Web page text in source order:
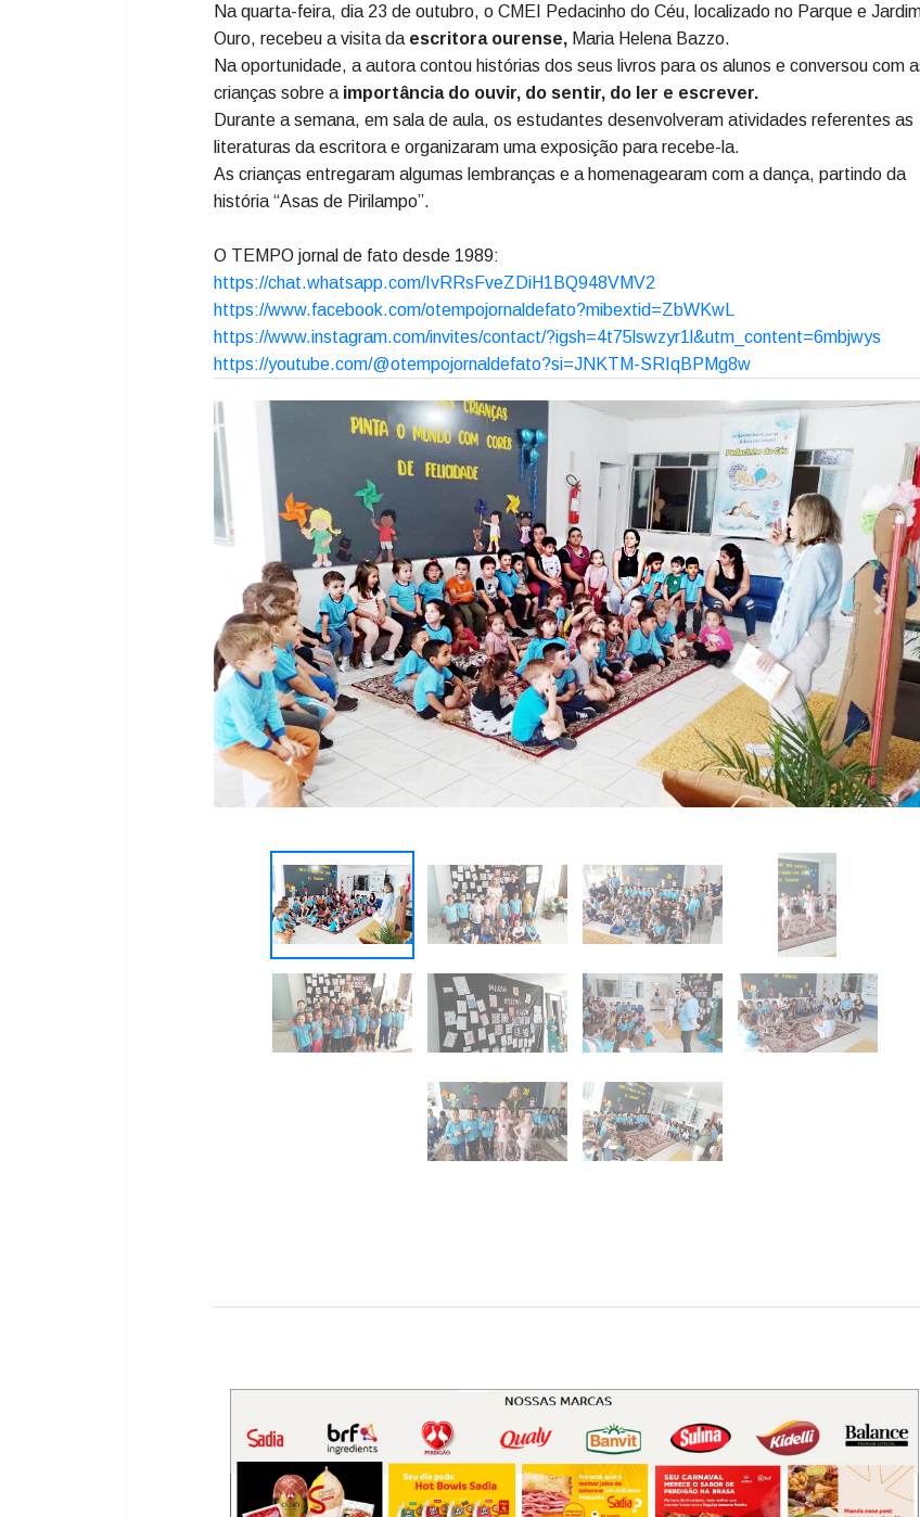
Na quarta-feira, dia 23 de outubro, o CMEI Pedacinho do Céu, localizado no Parque e Jardim
Ouro, recebeu a visita daescritora ourense, Maria Helena Bazzo.
Na oportunidade, a autora contou histórias dos seus livros para os alunos e conversou com as
crianças sobre aimportância do ouvir, do sentir, do ler e escrever.
Durante a semana, em sala de aula, os estudantes desenvolveram atividades referentes as
literaturas da escritora e organizaram uma exposição para recebe-la.
As crianças entregaram algumas lembranças e a homenagearam com a dança, partindo da
história “Asas de Pirilampo”.
O TEMPO jornal de fato desde 1989:
https://chat.whatsapp.com/IvRRsFveZDiH1BQ948VMV2
https://www.facebook.com/otempojornaldefato?mibextid=ZbWKwL
https://www.instagram.com/invites/contact/?igsh=4t75lswzyr1l&utm_content=6mbjwys
https://youtube.com/@otempojornaldefato?si=JNKTM-SRIqBPMg8w
Previous